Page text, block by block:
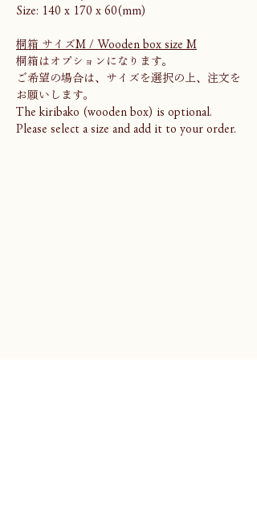
Size: 140 x 170 x 60(mm)
桐箱 サイズM / Wooden box size M
桐箱はオプションになります。
ご希望の場合は、サイズを選択の上、注文を
お願いします。
The kiribako (wooden box) is optional.
Please select a size and add it to your order.